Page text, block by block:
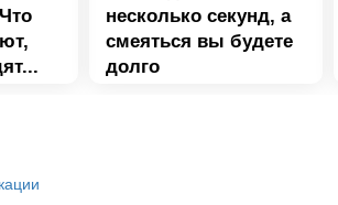
несколько секунд, а
смеяться вы будете
долго